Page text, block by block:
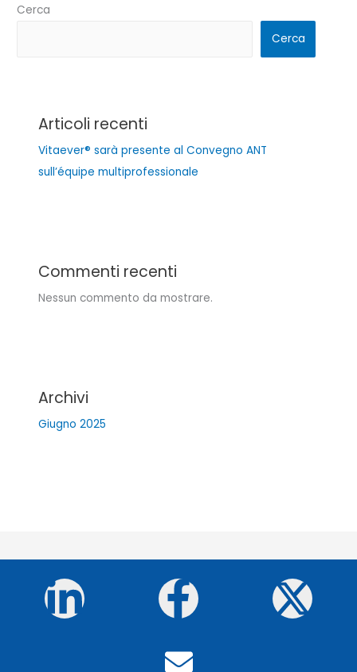
Cerca
Cerca
Articoli recenti
Vitaever® sarà presente al Convegno ANT
sull’équipe multiprofessionale
Commenti recenti
Nessun commento da mostrare.
Archivi
Giugno 2025
Linkedin-
in f
X-